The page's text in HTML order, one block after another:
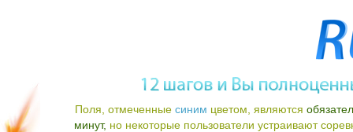
Поля, отмеченные синим цветом, являются
минут, но некоторые пользователи устраивают